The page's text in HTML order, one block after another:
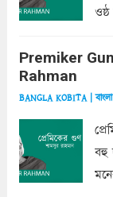
Premiker Gun
Rahman
BANGLA KOBITA |
বহু